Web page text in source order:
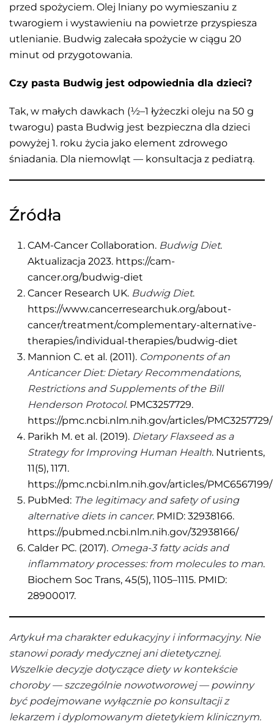
przed spożyciem. Olej lniany po wymieszaniu z
twarogiem i wystawieniu na powietrze przyspiesza
utlenianie. Budwig zalecała spożycie w ciągu 20
minut od przygotowania.
Czy pasta Budwig jest odpowiednia dla dzieci?
Tak, w małych dawkach (½–1 łyżeczki oleju na 50 g
twarogu) pasta Budwig jest bezpieczna dla dzieci
powyżej 1. roku życia jako element zdrowego
śniadania. Dla niemowląt — konsultacja z pediatrą.
Źródła
CAM-Cancer Collaboration. Budwig Diet.
Aktualizacja 2023. https://cam-
cancer.org/budwig-diet
Cancer Research UK. Budwig Diet.
https://www.cancerresearchuk.org/about-
cancer/treatment/complementary-alternative-
therapies/individual-therapies/budwig-diet
Mannion C. et al. (2011). Components of an
Anticancer Diet: Dietary Recommendations,
Restrictions and Supplements of the Bill
Henderson Protocol. PMC3257729.
https://pmc.ncbi.nlm.nih.gov/articles/PMC3257729/
Parikh M. et al. (2019). Dietary Flaxseed as a
Strategy for Improving Human Health. Nutrients,
11(5), 1171.
https://pmc.ncbi.nlm.nih.gov/articles/PMC6567199/
PubMed: The legitimacy and safety of using
alternative diets in cancer. PMID: 32938166.
https://pubmed.ncbi.nlm.nih.gov/32938166/
Calder PC. (2017). Omega-3 fatty acids and
inflammatory processes: from molecules to man.
Biochem Soc Trans, 45(5), 1105–1115. PMID:
28900017.
Artykuł ma charakter edukacyjny i informacyjny. Nie
stanowi porady medycznej ani dietetycznej.
Wszelkie decyzje dotyczące diety w kontekście
choroby — szczególnie nowotworowej — powinny
być podejmowane wyłącznie po konsultacji z
lekarzem i dyplomowanym dietetykiem klinicznym.